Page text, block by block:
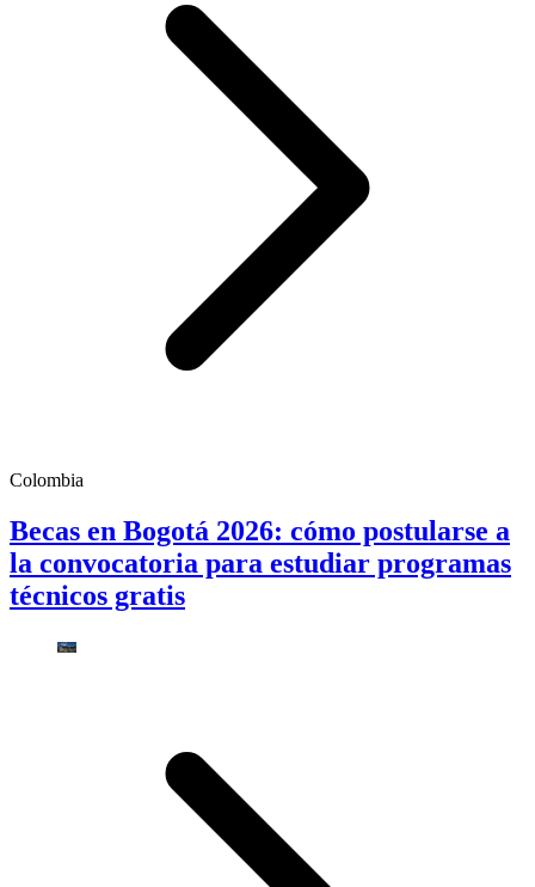
Colombia
Becas en Bogotá 2026: cómo postularse a
la convocatoria para estudiar programas
técnicos gratis